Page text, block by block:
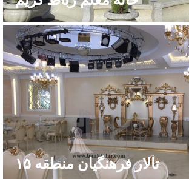
تالار فرهنگیان منطقه ۱۵